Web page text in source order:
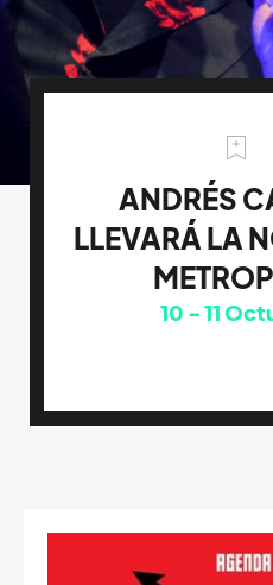
ANDRÉS
LLEVARÁ LA
10 11